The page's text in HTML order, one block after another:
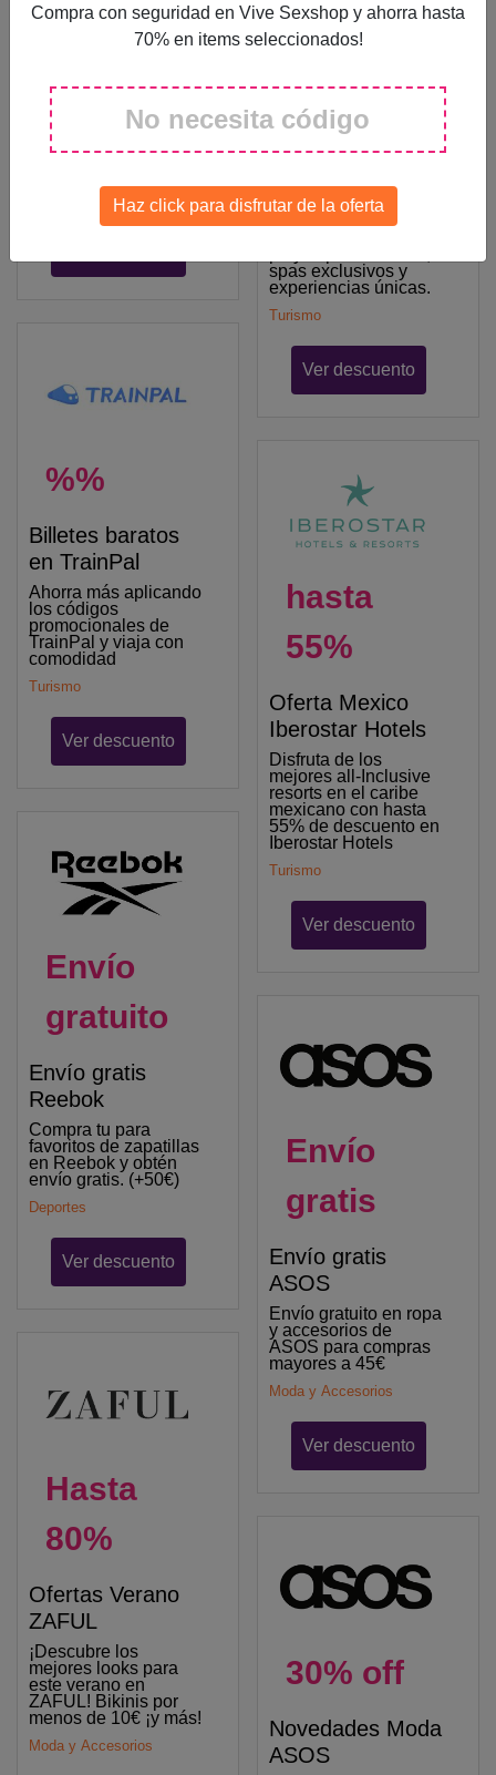
%%
Emirates
Haga que su viaje sea
inolvidable con la
%%
Billetes baratos
en TrainPal
Ahorra más aplicando
los códigos
promocionales de
TrainPal y viaja con
comodidad
Turismo
Ver descuento
Envío
gratuito
Envío gratis
Reebok
Compra tu para
favoritos de zapatillas
en Reebok y obtén
envío gratis. (+50€)
Deportes
Ver descuento
Hasta
80%
Ofertas Verano
ZAFUL
¡Descubre los
mejores looks para
este verano en
ZAFUL! Bikinis por
menos de 10€ ¡y más!
Moda y Accesorios
Compra con seguridad en Vive Sexshop y ahorra hasta
70% en items seleccionados!
No necesita código
Haz click para disfrutar de la oferta
Descuentos
Aprovecha las ofertas
de Lopesan Hotel
spas exclusivos y
experiencias únicas.
Turismo
Ver descuento
hasta
55%
Oferta Mexico
Iberostar Hotels
Disfruta de los
mejores all-Inclusive
resorts en el caribe
mexicano con hasta
55% de descuento en
Iberostar Hotels
Turismo
Ver descuento
Envío
gratis
Envío gratis
ASOS
Envío gratuito en ropa
y accesorios de
ASOS para compras
mayores a 45€
Moda y Accesorios
Ver descuento
30% off
Novedades Moda
ASOS